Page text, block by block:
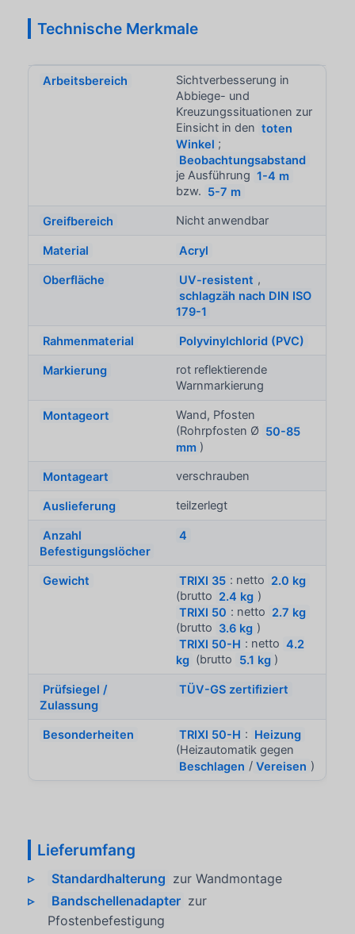
Technische Merkmale
Arbeitsbereich
Sichtverbesserung in
Abbiege- und
Kreuzungssituationen zur
Einsicht in den toten
Winkel ;
Beobachtungsabstand
je Ausführung 1-4 m
bzw. 5-7 m
Greifbereich Nicht anwendbar
Material Acryl
Oberfläche UV-resistent ,
schlagzäh nach DIN ISO
179-1
Rahmenmaterial Polyvinylchlorid (PVC)
Markierung
rot reflektierende
Warnmarkierung
Montageort
Wand, Pfosten
(Rohrpfosten Ø 50-85
mm )
Montageart verschrauben
Auslieferung teilzerlegt
Anzahl
Befestigungslöcher
4
Gewicht TRIXI 35 : netto 2.0 kg
(brutto 2.4 kg )
TRIXI 50 : netto 2.7 kg
(brutto 3.6 kg )
TRIXI 50-H : netto 4.2
kg (brutto 5.1 kg )
Prüfsiegel /
Zulassung
TÜV-GS zertifiziert
Besonderheiten TRIXI 50-H : Heizung
(Heizautomatik gegen
Beschlagen / Vereisen )
Lieferumfang
Standardhalterung zur Wandmontage
Bandschellenadapter zur
Pfostenbefestigung